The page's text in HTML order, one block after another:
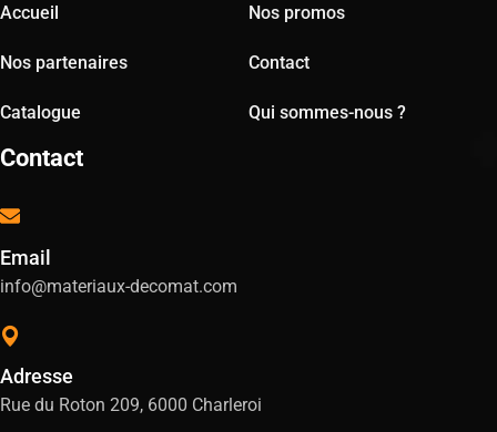
Accueil Nos promos
Nos partenaires Contact
Catalogue Qui sommes-nous ?
Contact
Email
info@materiaux-decomat.com
Adresse
Rue du Roton 209, 6000 Charleroi